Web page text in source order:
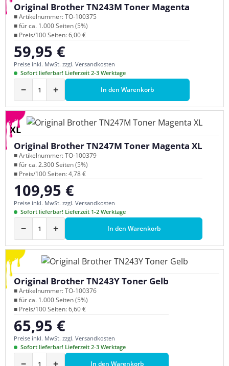
Original Brother TN243M Toner Magenta
■ Artikelnummer: TO-100375
■ für ca. 1.000 Seiten (5%)
■ Preis/100 Seiten: 6,00 €
Regulärer Preis:
59,95 €
Preise inkl. MwSt. zzgl. Versandkosten
Sofort lieferbar! Lieferzeit 2-3 Werktage
− + In den Warenkorb
XL
Original Brother TN247M Toner Magenta XL
■ Artikelnummer: TO-100379
■ für ca. 2.300 Seiten (5%)
■ Preis/100 Seiten: 4,78 €
Regulärer Preis:
109,95 €
Preise inkl. MwSt. zzgl. Versandkosten
Sofort lieferbar! Lieferzeit 1-2 Werktage
− + In den Warenkorb
Original Brother TN243Y Toner Gelb
■ Artikelnummer: TO-100376
■ für ca. 1.000 Seiten (5%)
■ Preis/100 Seiten: 6,60 €
Regulärer Preis:
65,95 €
Preise inkl. MwSt. zzgl. Versandkosten
Sofort lieferbar! Lieferzeit 2-3 Werktage
In den Warenkorb